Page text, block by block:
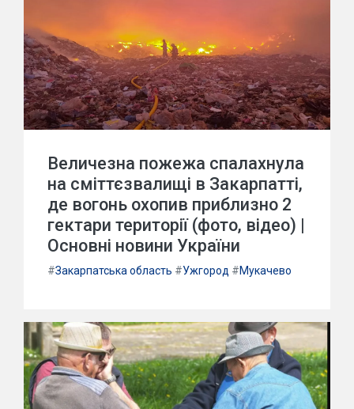
Величезна пожежа спалахнула
на сміттєзвалищі в Закарпатті,
де вогонь охопив приблизно 2
гектари території (фото, відео) |
Основні новини України
#Закарпатська область #Ужгород #Мукачево